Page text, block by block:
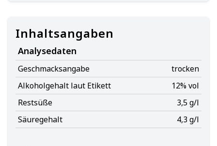
Inhaltsangaben
Analysedaten
Geschmacksangabe
trocken
Alkoholgehalt laut Etikett
12% vol
Restsüße
3,5 g/l
Säuregehalt
4,3 g/l